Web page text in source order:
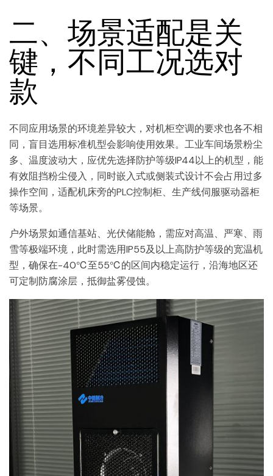
二、场景适配是关
键，不同工况选对
款
不同应用场景的环境差异较大，对机柜空调的要求也各不相
同，盲目选用标准机型会影响使用效果。工业车间场景粉尘
多、温度波动大，应优先选择防护等级IP44以上的机型，能
有效阻挡粉尘侵入，同时嵌入式或侧装式设计不会占用过多
操作空间，适配机床旁的PLC控制柜、生产线伺服驱动器柜
等场景。
户外场景如通信基站、光伏储能舱，需应对高温、严寒、雨
雪等极端环境，此时需选用IP55及以上高防护等级的宽温机
型，确保在-40℃至55℃的区间内稳定运行，沿海地区还
可定制防腐涂层，抵御盐雾侵蚀。